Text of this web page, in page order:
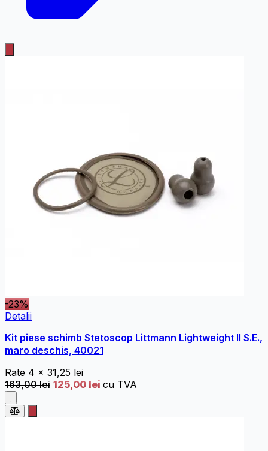
-23%
Detalii
Kit piese schimb Stetoscop Littmann Lightweight II S.E.,
maro deschis, 40021
Rate 4 x 31,25 lei
163,00 lei 125,00 lei cu TVA